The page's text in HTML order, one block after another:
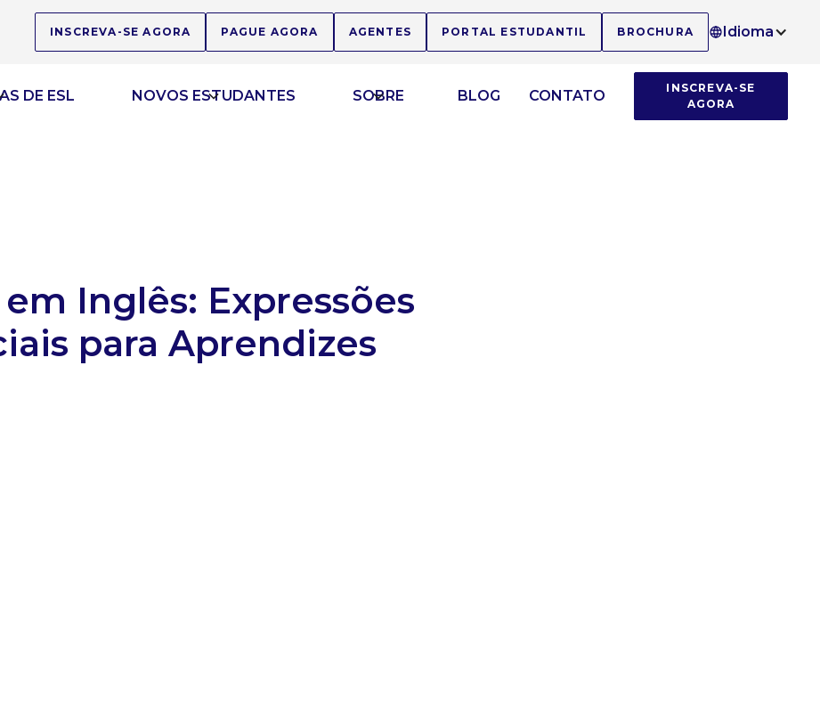
INSCREVA-SE AGORA PAGUE AGORA AGENTES PORTAL ESTUDANTIL BROCHURA Idioma
DE ESL NOVOS ESTUDANTES SOBRE BLOG CONTATO
INSCREVA-SE
AGORA
em Inglês: Expressões
para Aprendizes